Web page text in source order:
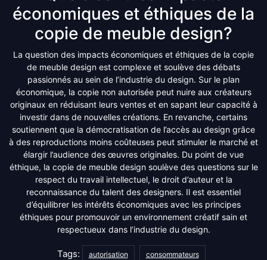
économiques et éthiques de la
copie de meuble design?
La question des impacts économiques et éthiques de la copie
de meuble design est complexe et soulève des débats
passionnés au sein de l’industrie du design. Sur le plan
économique, la copie non autorisée peut nuire aux créateurs
originaux en réduisant leurs ventes et en sapant leur capacité à
investir dans de nouvelles créations. En revanche, certains
soutiennent que la démocratisation de l’accès au design grâce
à des reproductions moins coûteuses peut stimuler le marché et
élargir l’audience des œuvres originales. Du point de vue
éthique, la copie de meuble design soulève des questions sur le
respect du travail intellectuel, le droit d’auteur et la
reconnaissance du talent des designers. Il est essentiel
d’équilibrer les intérêts économiques avec les principes
éthiques pour promouvoir un environnement créatif sain et
respectueux dans l’industrie du design.
Tags: autorisation consommateurs